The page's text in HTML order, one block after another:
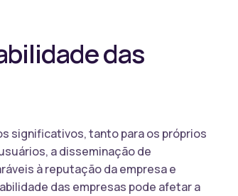
das
significativos, tanto para os próprios
a disseminação de
à reputação da empresa e
das empresas pode afetar a